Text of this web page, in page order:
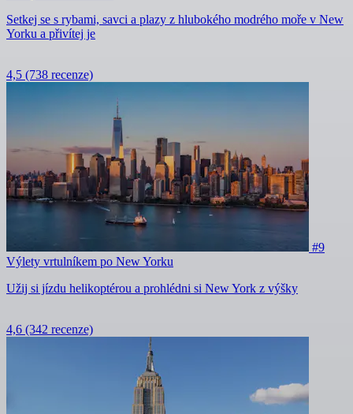
Setkej se s rybami, savci a plazy z hlubokého modrého moře v New
Yorku a přivítej je
4,5 (738 recenze)
#9
Výlety vrtulníkem po New Yorku
Užij si jízdu helikoptérou a prohlédni si New York z výšky
4,6 (342 recenze)